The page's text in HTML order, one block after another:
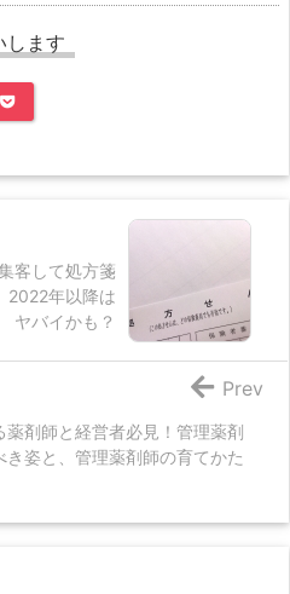
します
客して処方箋
2022年以降は
ヤバイかも？
薬剤師と経営者必見！管理薬剤
き姿と、管理薬剤師の育てかた
Prev